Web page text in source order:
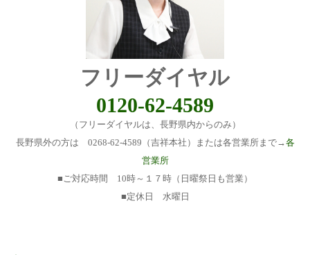
フリーダイヤル
0120-62-4589
（フリーダイヤルは、長野県内からのみ）
長野県外の方は 0268-62-4589（吉祥本社）または各営業所まで→各
営業所
■ご対応時間 10時～１７時（日曜祭日も営業）
■定休日 水曜日